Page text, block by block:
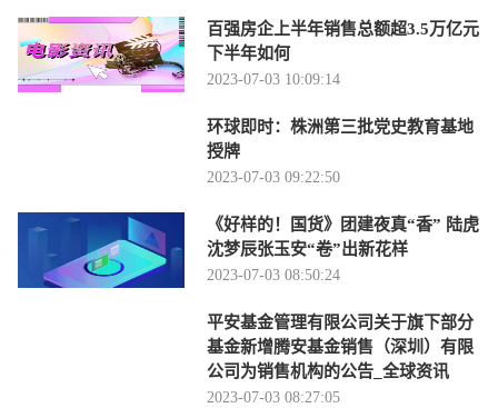
百强房企上半年销售总额超3.5万亿元
下半年如何
2023-07-03 10:09:14
环球即时：株洲第三批党史教育基地
授牌
2023-07-03 09:22:50
《好样的！国货》团建夜真“香” 陆虎
沈梦辰张玉安“卷”出新花样
2023-07-03 08:50:24
平安基金管理有限公司关于旗下部分
基金新增腾安基金销售（深圳）有限
公司为销售机构的公告_全球资讯
2023-07-03 08:27:05